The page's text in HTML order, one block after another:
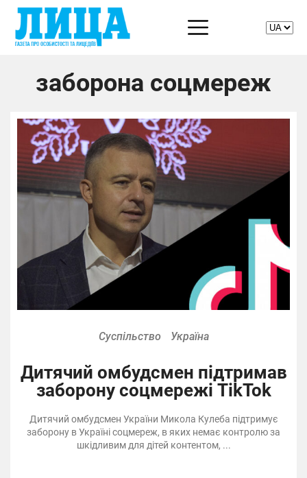
заборона соцмереж
Суспільство Україна
Дитячий омбудсмен підтримав
заборону соцмережі TikTok
Дитячий омбудсмен України Микола Кулеба підтримує
заборону в Україні соцмереж, в яких немає контролю за
шкідливим для дітей контентом, ...